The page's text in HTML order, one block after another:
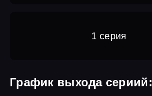
1 серия
График выхода сериий: